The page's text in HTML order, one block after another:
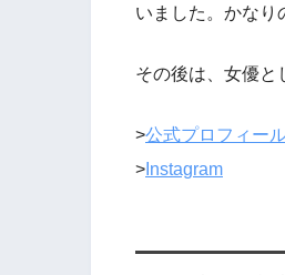
いました。かなり
その後は、女優と
>公式プロフィー
> Instagram